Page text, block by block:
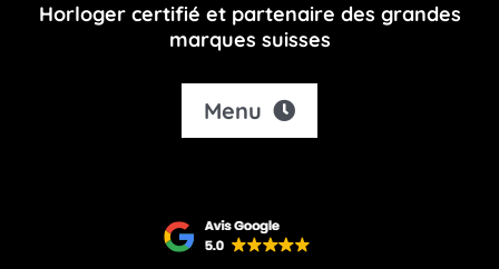
Horloger certifié et partenaire des grandes
marques suisses
Menu
Shop